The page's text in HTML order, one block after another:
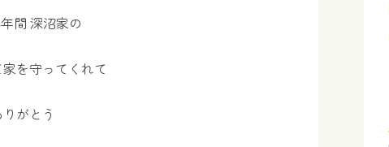
間 深沼家の
を守ってくれて
がとう